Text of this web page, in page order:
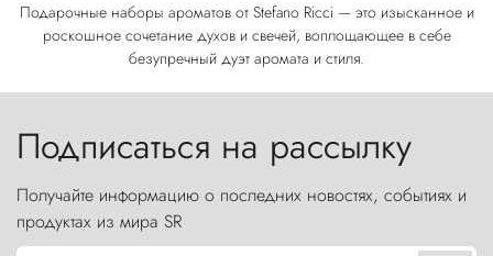
Подарочные наборы ароматов от Stefano Ricci — это изысканное и
роскошное сочетание духов и свечей, воплощающее в себе
безупречный дуэт аромата и стиля.
Подписаться на рассылку
Получайте информацию о последних новостях, событиях и
продуктах из мира SR